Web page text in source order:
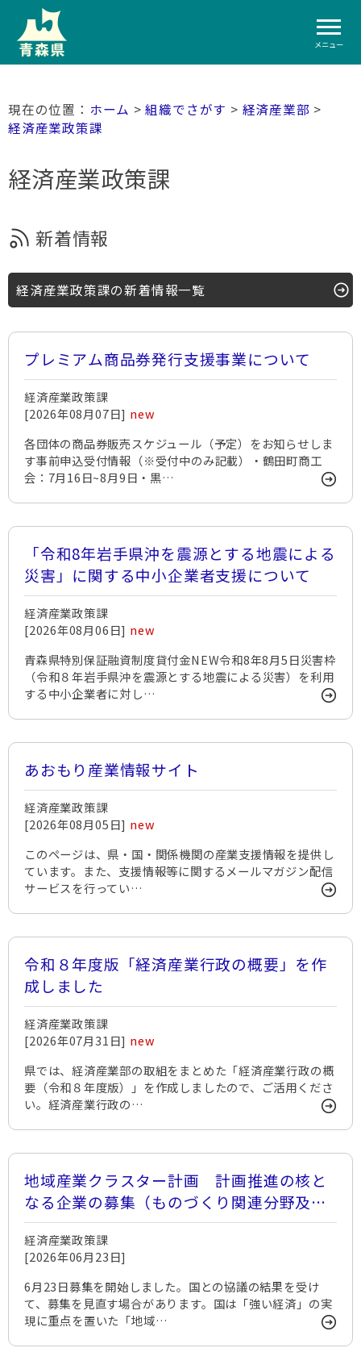
メニュー
ホーム >組織でさがす > 経済産業部 >
経済産業政策課
経済産業政策課
新着情報
経済産業政策課の新着情報一覧
プレミアム商品券発行支援事業について
経済産業政策課
[2026年08月07日] new
各団体の商品券販売スケジュール（予定）をお知らせしま
す事前申込受付情報（※受付中のみ記載）・鶴田町商工
会：7月16日~8月9日・黒…
「令和8年岩手県沖を震源とする地震による
災害」に関する中小企業者支援について
経済産業政策課
[2026年08月06日] new
青森県特別保証融資制度貸付金NEW令和8年8月5日災害枠
（令和８年岩手県沖を震源とする地震による災害）を利用
する中小企業者に対し…
あおもり産業情報サイト
経済産業政策課
[2026年08月05日] new
このページは、県・国・関係機関の産業支援情報を提供し
ています。また、支援情報等に関するメールマガジン配信
サービスを行ってい…
令和８年度版「経済産業行政の概要」を作
成しました
経済産業政策課
[2026年07月31日] new
県では、経済産業部の取組をまとめた「経済産業行政の概
要（令和８年度版）」を作成しましたので、ご活用くださ
い。経済産業行政の…
地域産業クラスター計画 計画推進の核と
なる企業の募集（ものづくり関連分野及び
農林水産関連分野）
経済産業政策課
[2026年06月23日]
6月23日募集を開始しました。国との協議の結果を受け
て、募集を見直す場合があります。国は「強い経済」の実
現に重点を置いた「地域…